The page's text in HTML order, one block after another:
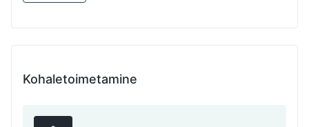
Kohaletoimetamine